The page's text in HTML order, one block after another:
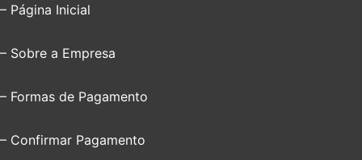
– Página Inicial
– Sobre a Empresa
– Formas de Pagamento
– Confirmar Pagamento